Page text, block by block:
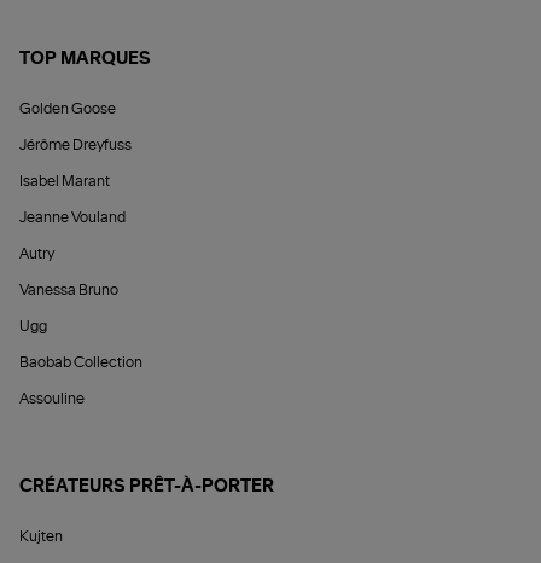
TOP MARQUES
Golden Goose
Jérôme Dreyfuss
Isabel Marant
Jeanne Vouland
Autry
Vanessa Bruno
Ugg
Baobab Collection
Assouline
CRÉATEURS PRÊT-À-PORTER
Kujten